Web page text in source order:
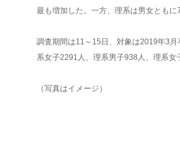
最も増加した。一方、理系は男女ともに
調査期間は11～15日、対象は2019年3
系女子2291人、理系男子938人、理系女
（写真はイメージ）